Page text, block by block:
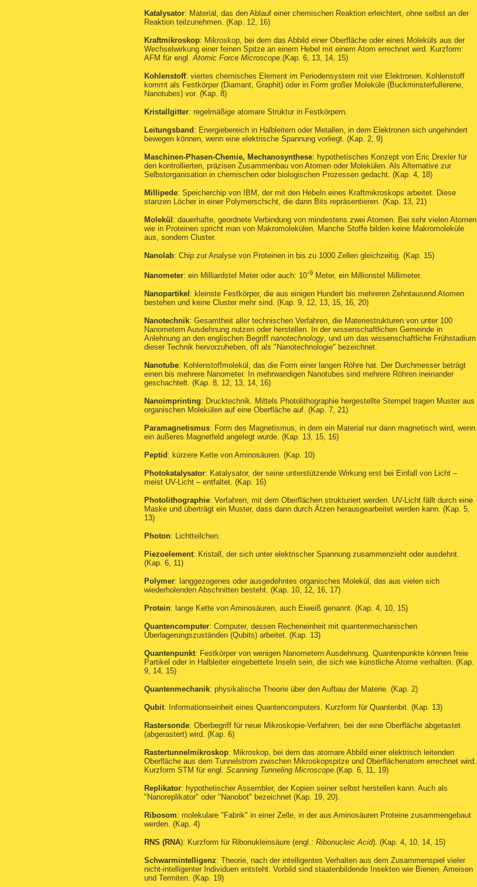
Katalysator: Material, das den Ablauf einer chemischen Reaktion erleichtert, ohne selbst an der
Reaktion teilzunehmen. (Kap. 12, 16)
Kraftmikroskop: Mikroskop, bei dem das Abbild einer Oberfläche oder eines Moleküls aus der
Wechselwirkung einer feinen Spitze an einem Hebel mit einem Atom errechnet wird. Kurzform:
AFM für engl.Atomic Force Microscope.(Kap. 6, 13, 14, 15)
Kohlenstoff: viertes chemisches Element im Periodensystem mit vier Elektronen. Kohlenstoff
kommt als Festkörper (Diamant, Graphit) oder in Form großer Moleküle (Buckminsterfullerene,
Nanotubes) vor. (Kap. 8)
Kristallgitter: regelmäßige atomare Struktur in Festkörpern.
Leitungsband : Energiebereich in Halbleitern oder Metallen, in dem Elektronen sich ungehindert
bewegen können, wenn eine elektrische Spannung vorliegt. (Kap. 2, 9)
Maschinen-Phasen-Chemie, Mechanosynthese: hypothetisches Konzept von Eric Drexler für
den kontrollierten, präzisen Zusammenbau von Atomen oder Molekülen. Als Alternative zur
Selbstorganisation in chemischen oder biologischen Prozessen gedacht. (Kap. 4, 18)
Millipede: Speicherchip von IBM, der mit den Hebeln eines Kraftmikroskops arbeitet. Diese
stanzen Löcher in einer Polymerschicht, die dann Bits repräsentieren. (Kap. 13, 21)
Molekül : dauerhafte, geordnete Verbindung von mindestens zwei Atomen. Bei sehr vielen Atomen
wie in Proteinen spricht man von Makromolekülen. Manche Stoffe bilden keine Makromoleküle
aus, sondern Cluster.
Nanolab: Chip zur Analyse von Proteinen in bis zu 1000 Zellen gleichzeitig. (Kap. 15)
Nanometer: ein Milliardstel Meter oder auch: 10-9Meter, ein Millionstel Millimeter.
Nanopartikel : kleinste Festkörper, die aus einigen Hundert bis mehreren Zehntausend Atomen
bestehen und keine Cluster mehr sind. (Kap. 9, 12, 13, 15, 16, 20)
Nanotechnik: Gesamtheit aller technischen Verfahren, die Materiestrukturen von unter 100
Nanometern Ausdehnung nutzen oder herstellen. In der wissenschaftlichen Gemeinde in
Anlehnung an den englischen Begriff nanotechnology, und um das wissenschaftliche Frühstadium
dieser Technik hervorzuheben, oft als "Nanotechnologie" bezeichnet.
Nanotube: Kohlenstoffmolekül, das die Form einer langen Röhre hat. Der Durchmesser beträgt
einen bis mehrere Nanometer. In mehrwandigen Nanotubes sind mehrere Röhren ineinander
geschachtelt. (Kap. 8, 12, 13, 14, 16)
Nanoimprinting: Drucktechnik. Mittels Photolithographie hergestellte Stempel tragen Muster aus
organischen Molekülen auf eine Oberfläche auf. (Kap. 7, 21)
Paramagnetismus: Form des Magnetismus, in dem ein Material nur dann magnetisch wird, wenn
ein äußeres Magnetfeld angelegt wurde. (Kap. 13, 15, 16)
Peptid : kürzere Kette von Aminosäuren. (Kap. 10)
Photokatalysator: Katalysator, der seine unterstützende Wirkung erst bei Einfall von Licht –
meist UV-Licht – entfaltet. (Kap. 16)
Photolithographie: Verfahren, mit dem Oberflächen strukturiert werden. UV-Licht fällt durch eine
Maske und überträgt ein Muster, dass dann durch Ätzen herausgearbeitet werden kann. (Kap. 5,
13)
Photon: Lichtteilchen.
Piezoelement: Kristall, der sich unter elektrischer Spannung zusammenzieht oder ausdehnt.
(Kap. 6, 11)
Polymer: langgezogenes oder ausgedehntes organisches Molekül, das aus vielen sich
wiederholenden Abschnitten besteht. (Kap. 10, 12, 16, 17)
Protein: lange Kette von Aminosäuren, auch Eiweiß genannt. (Kap. 4, 10, 15)
Quantencomputer: Computer, dessen Recheneinheit mit quantenmechanischen
Überlagerungszuständen (Qubits) arbeitet. (Kap. 13)
Quantenpunkt: Festkörper von wenigen Nanometern Ausdehnung. Quantenpunkte können freie
Partikel oder in Halbleiter eingebettete Inseln sein, die sich wie künstliche Atome verhalten. (Kap.
9, 14, 15)
Quantenmechanik: physikalische Theorie über den Aufbau der Materie. (Kap. 2)
Qubit: Informationseinheit eines Quantencomputers. Kurzform für Quantenbit. (Kap. 13)
Rastersonde: Oberbegriff für neue Mikroskopie-Verfahren, bei der eine Oberfläche abgetastet
(abgerastert) wird. (Kap. 6)
Rastertunnelmikroskop: Mikroskop, bei dem das atomare Abbild einer elektrisch leitenden
Oberfläche aus dem Tunnelstrom zwischen Mikroskopspitze und Oberflächenatom errechnet wird.
Kurzform STM für engl. Scanning Tunneling Microscope.(Kap. 6, 11, 19)
Replikator: hypothetischer Assembler, der Kopien seiner selbst herstellen kann. Auch als
"Nanoreplikator" oder "Nanobot" bezeichnet (Kap. 19, 20).
Ribosom: molekulare "Fabrik" in einer Zelle, in der aus Aminosäuren Proteine zusammengebaut
werden. (Kap. 4)
RNS (RNA): Kurzform für Ribonukleinsäure (engl.: Ribonucleic Acid). (Kap. 4, 10, 14, 15)
Schwarmintelligenz: Theorie, nach der intelligentes Verhalten aus dem Zusammenspiel vieler
nicht-intelligenter Individuen entsteht. Vorbild sind staatenbildende Insekten wie Bienen, Ameisen
und Termiten. (Kap. 19)